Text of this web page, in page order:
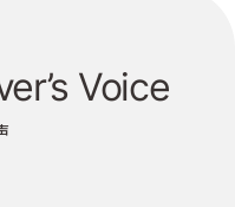
Voice